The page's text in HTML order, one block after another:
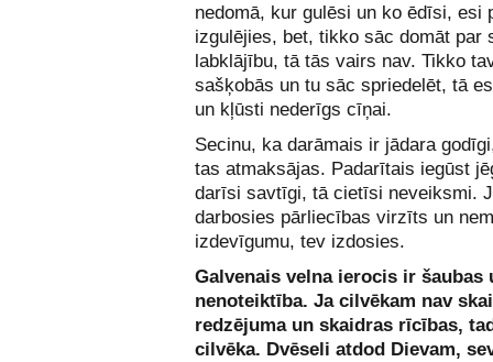
nedomā, kur gulēsi un ko ēdīsi, esi
izgulējies, bet, tikko sāc domāt par
labklājību, tā tās vairs nav. Tikko
sašķobās un tu sāc spriedelēt, tā
un kļūsti nederīgs cīņai.
Secinu, ka darāmais ir jādara
tas atmaksājas. Padarītais iegūst
darīsi savtīgi, tā cietīsi neveiksmi.
darbosies pārliecības virzīts un
izdevīgumu, tev izdosies.
Galvenais velna ierocis ir šaubas
nenoteiktība. Ja cilvēkam nav
redzējuma un skaidras rīcības,
cilvēka. Dvēseli atdod Dievam,